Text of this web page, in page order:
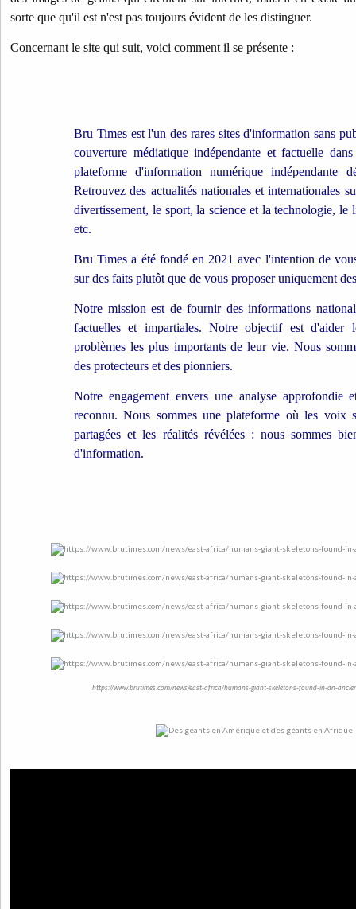
sorte que qu'il est n'est pas toujours évident de les distinguer.
Concernant le site qui suit, voici comment il se présente :
Bru Times est l'un des rares sites d'information sans
couverture médiatique indépendante et factuelle
plateforme d'information numérique indépendante
Retrouvez des actualités nationales et internationales
divertissement, le sport, la science et la technologie, le
etc.
Bru Times a été fondé en 2021 avec l'intention de
sur des faits plutôt que de vous proposer uniquement
Notre mission est de fournir des informations
factuelles et impartiales. Notre objectif est d'aider
problèmes les plus importants de leur vie. Nous
des protecteurs et des pionniers.
Notre engagement envers une analyse approfondie
reconnu. Nous sommes une plateforme où les voix
partagées et les réalités révélées : nous sommes
d'information.
https://www.brutimes.com/news/east-africa/humans-giant-skeletons-found-in-an-